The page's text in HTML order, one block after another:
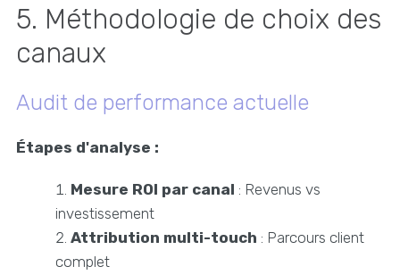
5. Méthodologie de choix des
canaux
Audit de performance actuelle
Étapes d'analyse :
Mesure ROI par canal : Revenus vs
investissement
Attribution multi-touch : Parcours client
complet